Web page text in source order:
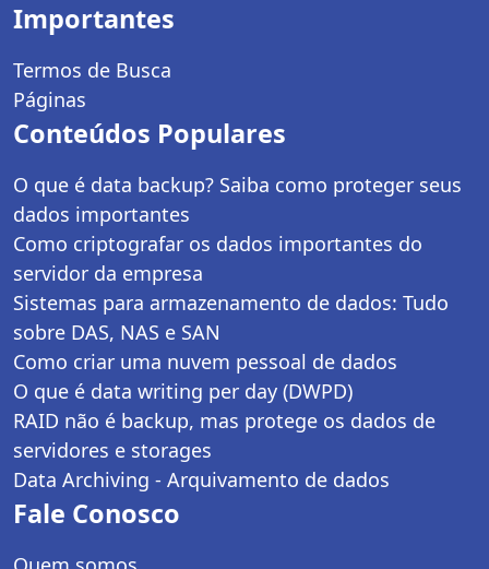
Importantes
Termos de Busca
Páginas
Conteúdos Populares
O que é data backup? Saiba como proteger seus
dados importantes
Como criptografar os dados importantes do
servidor da empresa
Sistemas para armazenamento de dados: Tudo
sobre DAS, NAS e SAN
Como criar uma nuvem pessoal de dados
O que é data writing per day (DWPD)
RAID não é backup, mas protege os dados de
servidores e storages
Data Archiving - Arquivamento de dados
Fale Conosco